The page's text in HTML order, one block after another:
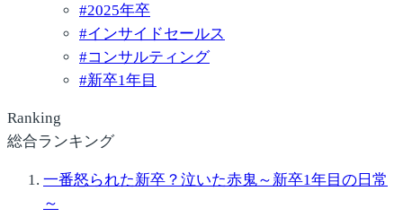
#2025年卒
#インサイドセールス
#コンサルティング
#新卒1年目
Ranking
総合ランキング
一番怒られた新卒？泣いた赤鬼～新卒1年目の日常
～